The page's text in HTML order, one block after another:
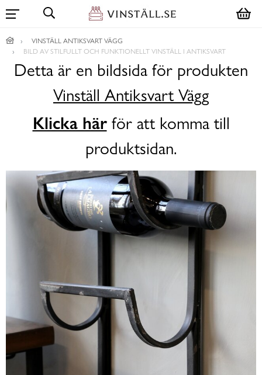
VINSTÄLL ANTIKSVART VÄGG
BILD AV STILFULLT OCH FUNKTIONELLT VINSTÄLL I ANTIKSVART
Detta är en bildsida för produkten
Vinställ Antiksvart Vägg
Klicka härför att komma till
produktsidan.